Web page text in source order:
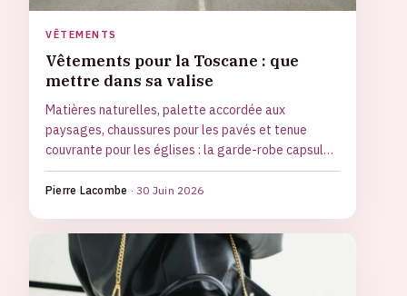
VÊTEMENTS
Vêtements pour la Toscane : que
mettre dans sa valise
Matières naturelles, palette accordée aux
paysages, chaussures pour les pavés et tenue
couvrante pour les églises : la garde-robe capsule
à emporter en Toscane.
Pierre Lacombe ·30 Juin 2026